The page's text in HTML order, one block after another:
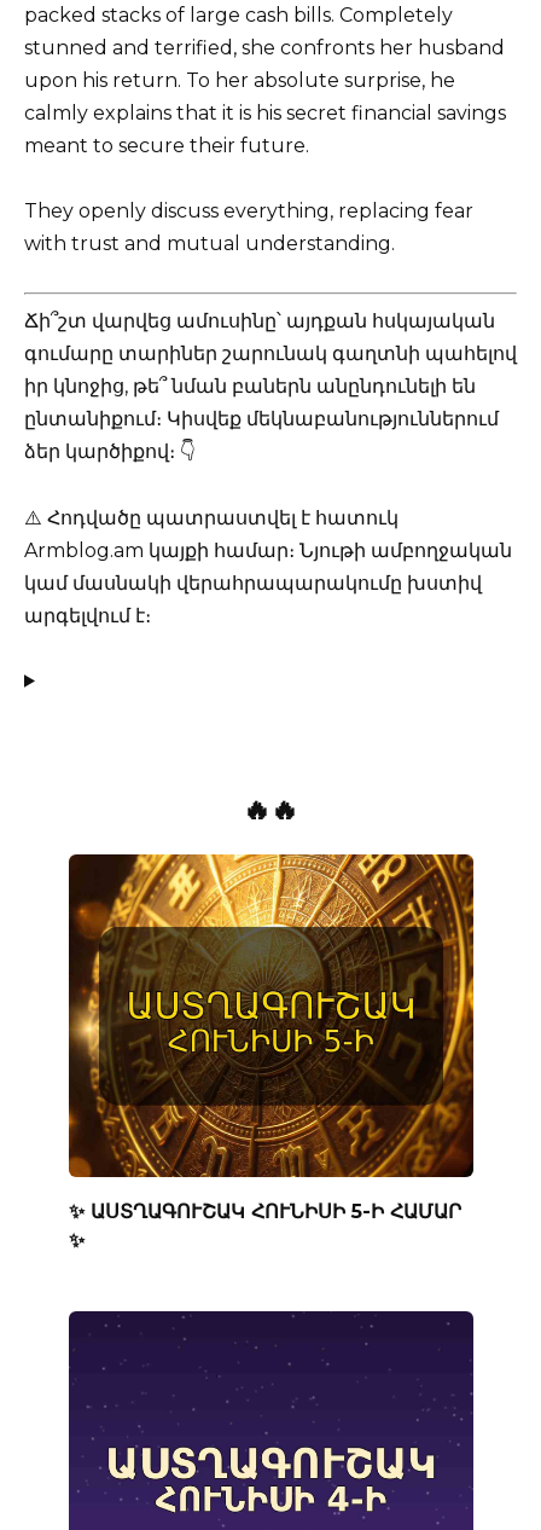
packed stacks of large cash bills. Completely
stunned and terrified, she confronts her husband
upon his return. To her absolute surprise, he
calmly explains that it is his secret financial savings
meant to secure their future.
They openly discuss everything, replacing fear
with trust and mutual understanding.
Ճի՞շտ վարվեց ամուսինը՝ այդքան հսկայական
գումարը տարիներ շարունակ գաղտնի պահելով
իր կնոջից, թե՞ նման բաներն անընդունելի են
ընտանիքում։ Կիսվեք մեկնաբանություններում
ձեր կարծիքով։ 👇
⚠️ Հոդվածը պատրաստվել է հատուկ
Armblog.am կայքի համար։ Նյութի ամբողջական
կամ մասնակի վերահրապարակումը խստիվ
արգելվում է։
🔥🔥
✨ ԱՍՏՂԱԳՈՒՇԱԿ ՀՈՒՆԻՍԻ 5-Ի ՀԱՄԱՐ
✨